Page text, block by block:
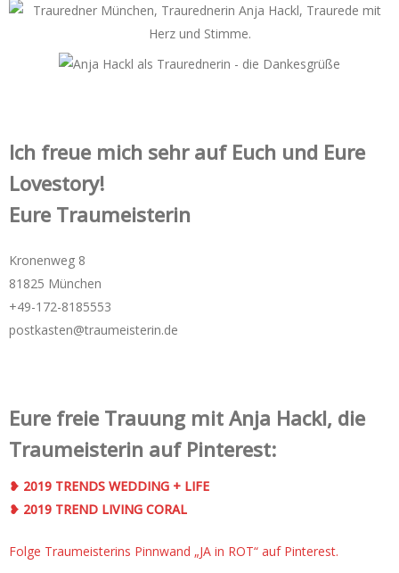
Ich freue mich sehr auf Euch und Eure
Lovestory!
Eure Traumeisterin
Kronenweg 8
81825 München
+49-172-­8185553
postkasten@traumeisterin.de
Eure freie Trauung mit Anja Hackl, die
Traumeisterin auf Pinterest:
❥ 2019 TRENDS WEDDING + LIFE
❥ 2019 TREND LIVING CORAL
Folge Traumeisterins Pinnwand „JA in ROT“ auf Pinterest.